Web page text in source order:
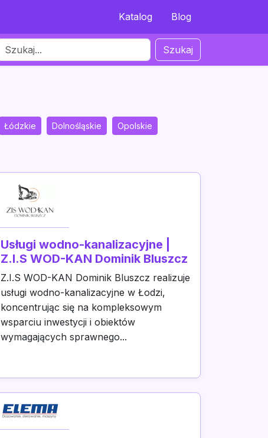
Katalog Blog
Szukaj
Łódzkie Dolnośląskie Opolskie
Usługi wodno-kanalizacyjne |
Z.I.S WOD-KAN Dominik Bluszcz
Z.I.S WOD-KAN Dominik Bluszcz realizuje
usługi wodno-kanalizacyjne w Łodzi,
koncentrując się na kompleksowym
wsparciu inwestycji i obiektów
wymagających sprawnego...